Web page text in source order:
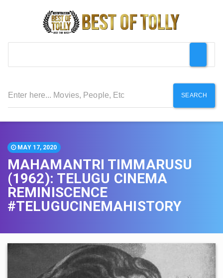
SEARCH
MAY 17, 2020
MAHAMANTRI TIMMARUSU
(1962): TELUGU CINEMA
REMINISCENCE
#TELUGUCINEMAHISTORY